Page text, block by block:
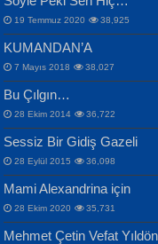
İPEK ACAR SERT
Gazze’nin Şecaati,
Selahattin Yıldız
İdrakimle Üşürken...
ERDEM BAYAZIT
Sana, Bana,
İnsanlarına Dair...
19 Temmuz 2020 38,925
KUMANDAN’A
7 Mayıs 2018 38,027
Bu Çılgın…
28 Ekim 2014 36,722
Sessiz Bir Gidiş Gazeli
28 Eylül 2015 36,098
Mami Alexandrina için
28 Ekim 2020 35,731
Mehmet Çetin Vefat